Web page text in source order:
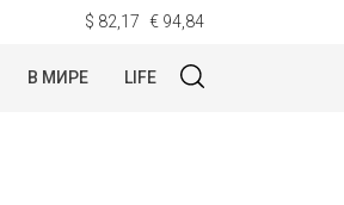
$ 82,17 € 94,84
В МИРЕ LIFE